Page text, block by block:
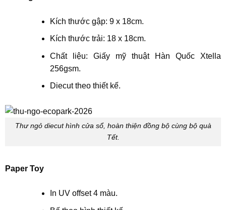
Kích thước gập: 9 x 18cm.
Kích thước trải: 18 x 18cm.
Chất liệu: Giấy mỹ thuật Hàn Quốc Xtella
256gsm.
Diecut theo thiết kế.
Thư ngỏ diecut hình cửa sổ, hoàn thiện đồng bộ cùng bộ quà
Tết.
Paper Toy
In UV offset 4 màu.